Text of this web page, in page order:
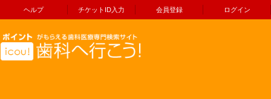
ヘルプ チケットID入力 会員登録 ログイン